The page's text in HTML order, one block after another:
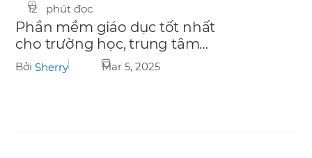
12 phút đọc
Phần mềm giáo dục tốt nhất
cho trường học, trung tâm
đào tạo
Bởi Sherry Mar 5, 2025